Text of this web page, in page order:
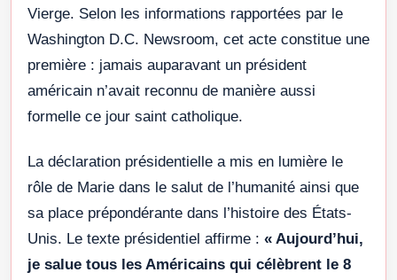
Vierge. Selon les informations rapportées par le
Washington D.C. Newsroom, cet acte constitue une
première : jamais auparavant un président
américain n’avait reconnu de manière aussi
formelle ce jour saint catholique.
La déclaration présidentielle a mis en lumière le
rôle de Marie dans le salut de l’humanité ainsi que
sa place prépondérante dans l’histoire des États-
Unis. Le texte présidentiel affirme : « Aujourd’hui,
je salue tous les Américains qui célèbrent le 8